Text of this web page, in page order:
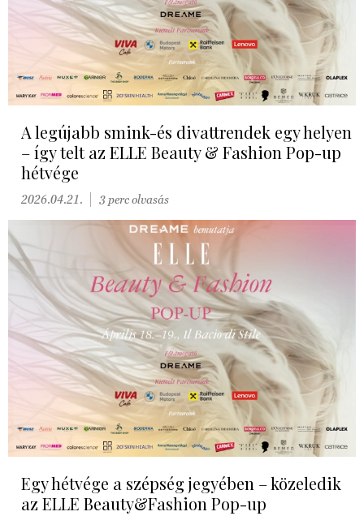
A legújabb smink-és divattrendek egy helyen
– így telt az ELLE Beauty & Fashion Pop-up
hétvége
2026.04.21. 3 perc olvasás
Egy hétvége a szépség jegyében – közeledik
az ELLE Beauty&Fashion Pop-up